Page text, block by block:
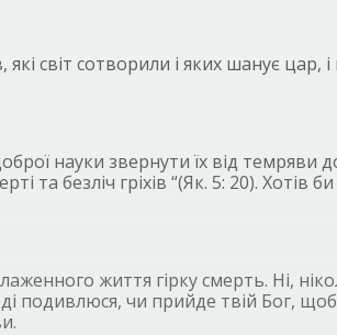
світ сотворили і яких шанує цар, і
науки звернути їх від темряви до
безліч гріхів “(Як. 5: 20). Хотів
життя гірку смерть. Ні,
подивлюся, чи прийде твій Бог,